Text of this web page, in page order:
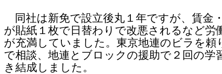
同社は新免で設立後丸１年ですが、賃金
が貼紙１枚で日替わりで改悪されるなど労
が充満していました。東京地連のビラを頼
で相談、地連とブロックの援助で２回の学
き結成しました。